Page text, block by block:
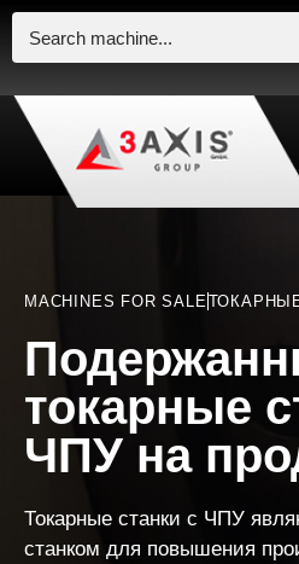
MACHINES FOR SALE
токарные
ЧПУ на
Токарные станки с ЧПУ
станком для повышения